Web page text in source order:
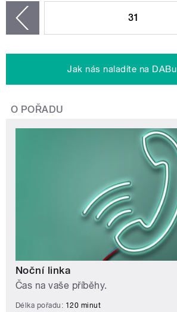
31
Jak nás naladíte na DABu
O POŘADU
Noční linka
Čas na vaše příběhy.
Délka pořadu: 120 minut